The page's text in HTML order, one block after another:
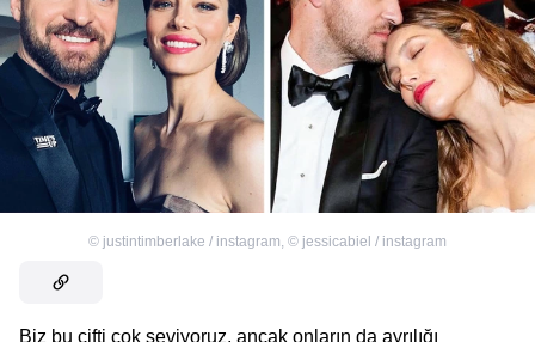
© justintimberlake / instagram, © jessicabiel / instagram
Biz bu çifti çok seviyoruz, ancak onların da ayrılığı